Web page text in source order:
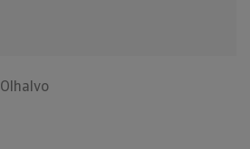
Olhalvo